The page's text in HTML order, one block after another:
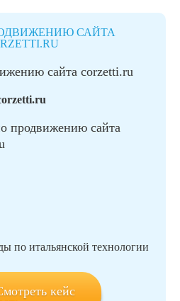
САЙТА
по итальянской технологии
кейс